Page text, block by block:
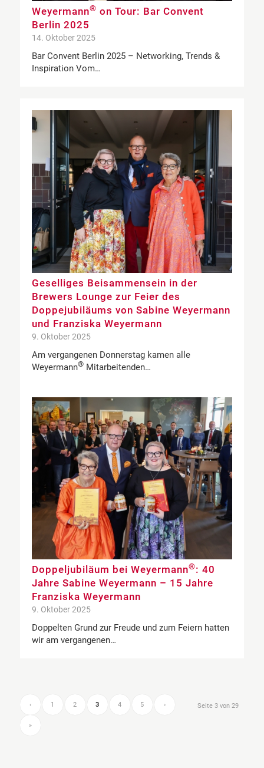
Weyermann® on Tour: Bar Convent
Berlin 2025
14. Oktober 2025
Bar Convent Berlin 2025 – Networking, Trends &
Inspiration Vom…
Geselliges Beisammensein in der
Brewers Lounge zur Feier des
Doppejubiläums von Sabine Weyermann
und Franziska Weyermann
9. Oktober 2025
Am vergangenen Donnerstag kamen alle
Weyermann®Mitarbeitenden…
Doppeljubiläum bei Weyermann®: 40
Jahre Sabine Weyermann – 15 Jahre
Franziska Weyermann
9. Oktober 2025
Doppelten Grund zur Freude und zum Feiern hatten
wir am vergangenen…
Seite 3 von 29
‹ 1 2 3 4 5 ›
»